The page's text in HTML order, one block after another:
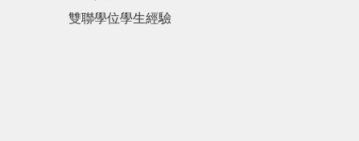
雙聯學位學生經驗